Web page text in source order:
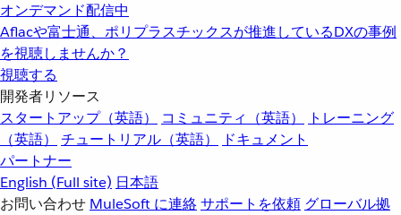
オンデマンド配信中
Aflacや富士通、ポリプラスチックスが推進しているDXの事例
を視聴しませんか？
視聴する
開発者リソース
スタートアップ（英語）
コミュニティ（英語）
トレーニング
（英語）
チュートリアル（英語）
ドキュメント
パートナー
English (Full site) 日本語
お問い合わせ MuleSoft に連絡サポートを依頼 グローバル拠